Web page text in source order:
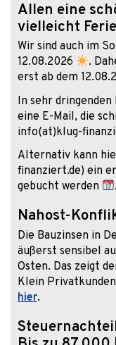
Allen eine
vielleicht
Wir sind auch im
12.08.2026
.
erst ab dem
In sehr dringenden
eine E-Mail, die
info(at)klug-
Alternativ kann
finanziert.de) ein
gebucht werden
.
Nahost-
Die Bauzinsen in
äußerst sensibel
Osten. Das zeigt
Klein
hier.